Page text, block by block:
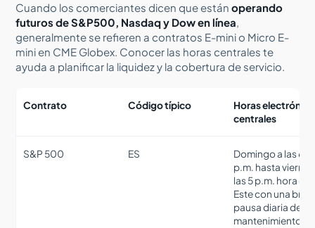
Cuando los comerciantes dicen que estánoperando
futuros de S&P500, Nasdaq y Dow en línea,
generalmente se refieren a contratos E-mini o Micro E-
mini en CME Globex. Conocer las horas centrales te
ayuda a planificar la liquidez y la cobertura de servicio.
Contrato Código típico
Horas
centrales
S&P 500 ES
Domingo a las 6
p.m. hasta
las 5 p.m. hora del
Este con una
pausa diaria de
mantenimiento